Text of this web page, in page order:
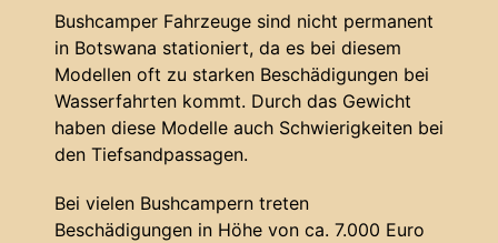
Bushcamper Fahrzeuge sind nicht permanent
in Botswana stationiert, da es bei diesem
Modellen oft zu starken Beschädigungen bei
Wasserfahrten kommt. Durch das Gewicht
haben diese Modelle auch Schwierigkeiten bei
den Tiefsandpassagen.
Bei vielen Bushcampern treten
Beschädigungen in Höhe von ca. 7.000 Euro